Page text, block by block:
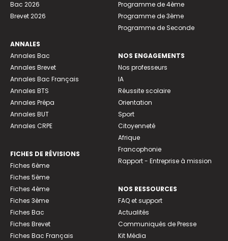
Bac 2026
Brevet 2026
ANNALES
Annales Bac
Annales Brevet
Annales Bac Français
Annales BTS
Annales Prépa
Annales BUT
Annales CRPE
FICHES DE RÉVISIONS
Fiches 6ème
Fiches 5ème
Fiches 4ème
Fiches 3ème
Fiches Bac
Fiches Brevet
Fiches Bac Français
Programme de 4ème
Programme de 3ème
Programme de Seconde
NOS ENGAGEMENTS
Nos professeurs
IA
Réussite scolaire
Orientation
Sport
Citoyenneté
Afrique
Francophonie
Rapport - Entreprise à mission
NOS RESSOURCES
FAQ et support
Actualités
Communiqués de Presse
Kit Média